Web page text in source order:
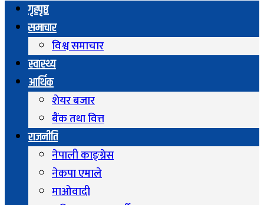
गृहपृष्ठ
समाचार
विश्व समाचार
स्वास्थ्य
आर्थिक
शेयर बजार
बैंक तथा वित्त
राजनीति
नेपाली काङ्ग्रेस
नेकपा एमाले
माओवादी